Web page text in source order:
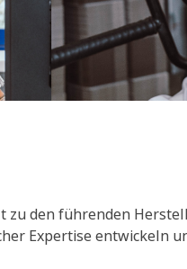
zu den führenden
Expertise entwickeln